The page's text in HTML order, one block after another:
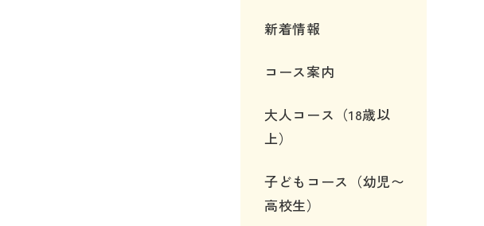
新着情報
コース案内
大人コース（18歳以
上）
子どもコース（幼児〜
高校生）